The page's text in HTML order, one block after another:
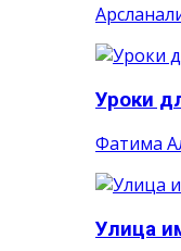
Уроки
Фатима
Улица